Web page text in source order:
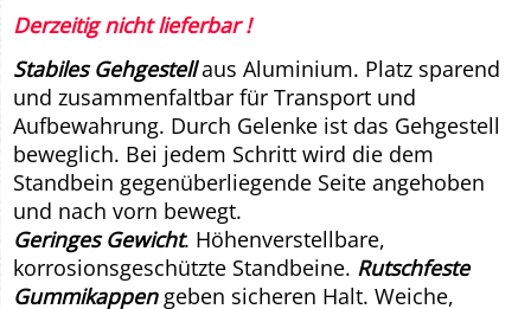
Derzeitig nicht lieferbar !
Stabiles Gehgestellaus Aluminium. Platz sparend
und zusammenfaltbar für Transport und
Aufbewahrung. Durch Gelenke ist das Gehgestell
beweglich. Bei jedem Schritt wird die dem
Standbein gegenüberliegende Seite angehoben
und nach vorn bewegt.
Geringes Gewicht. Höhenverstellbare,
korrosionsgeschützte Standbeine. Rutschfeste
Gummikappengeben sicheren Halt. Weiche,